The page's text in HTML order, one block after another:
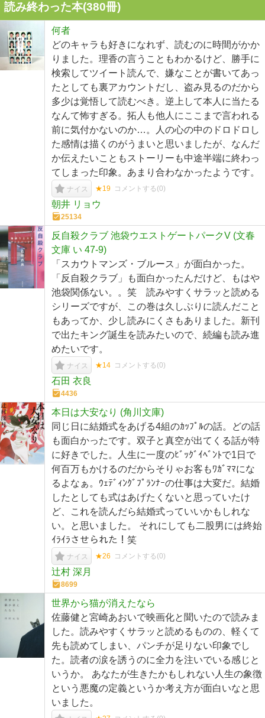
読み終わった本(380冊)
何者
どのキャラも好きになれず、読むのに時間がかか
りました。理香の言うこともわかるけど、勝手に
検索してツイート読んで、嫌なことが書いてあっ
たとしても裏アカウントだし、盗み見るのだから
多少は覚悟して読むべき。逆上して本人に当たる
なんて怖すぎる。拓人も他人にここまで言われる
前に気付かないのか…。人の心の中のドロドロし
た感情は描くのがうまいと思いましたが、なんだ
か伝えたいこともストーリーも中途半端に終わっ
てしまった印象。あまり合わなかったようです。
ナイス ★19 コメントする(0)
朝井 リョウ
25134
反自殺クラブ 池袋ウエストゲートパークV (文春
文庫 い 47-9)
「スカウトマンズ・ブルース」が面白かった。
「反自殺クラブ」も面白かったんだけど、もはや
池袋関係ない。。笑 読みやすくサラッと読める
シリーズですが、この巻は久しぶりに読んだこと
もあってか、少し読みにくさもありました。新刊
で出たキング誕生を読みたいので、続編も読み進
めたいです。
ナイス ★14 コメントする(0)
石田 衣良
4436
本日は大安なり (角川文庫)
同じ日に結婚式をあげる4組のｶｯﾌﾟﾙの話。どの話
も面白かったです。双子と真空が出てくる話が特
に好きでした。人生に一度のﾋﾞｯｸﾞｲﾍﾞﾝﾄで1日で
何百万もかけるのだからそりゃお客もﾜｶﾞﾏﾏにな
るよなぁ。ｳｪﾃﾞｨﾝｸﾞﾌﾟﾗﾝﾅｰの仕事は大変だ。結婚
したとしても式はあげたくないと思っていたけ
ど、これを読んだら結婚式っていいかもしれな
い。と思いました。 それにしても二股男には終始
ｲﾗｲﾗさせられた！笑
ナイス ★26 コメントする(0)
辻村 深月
8699
世界から猫が消えたなら
佐藤健と宮崎あおいで映画化と聞いたので読みま
した。読みやすくサラッと読めるものの、軽くて
先も読めてしまい、パンチが足りない印象でし
た。読者の涙を誘うのに全力を注いでいる感じと
いうか。 あなたが生きたかもしれない人生の象徴
という悪魔の定義というか考え方が面白いなと思
いました。